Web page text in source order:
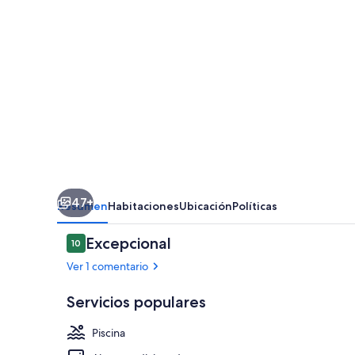
47+
ResumenHabitacionesUbicaciónPolíticas
Comentarios
1010 de 10
Excepcional
Ver 1 comentario
Servicios populares
Piscina